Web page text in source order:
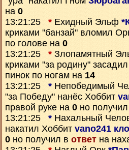
на 0
13:21:25 * Ехидный Эльф
криками "банзай" вломил
по голове на 0
13:21:25 * Злопамятный
криками "за родину"
пинок по ногам на 14
13:21:25 * Непобедимый
"за Победу" нанёс Хоббит
правой руке на 0 но
13:21:25 * Нахальный
накатил Хоббит vano241
0 но получил в ответ на